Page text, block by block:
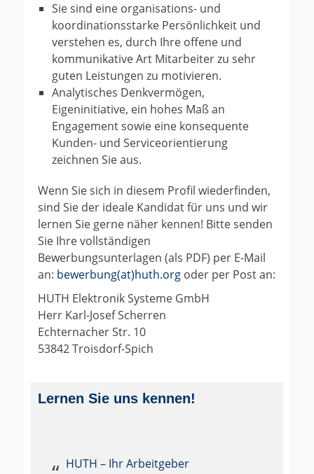
Sie sind eine organisations- und
koordinationsstarke Persönlichkeit und
verstehen es, durch Ihre offene und
kommunikative Art Mitarbeiter zu sehr
guten Leistungen zu motivieren.
Analytisches Denkvermögen,
Eigeninitiative, ein hohes Maß an
Engagement sowie eine konsequente
Kunden- und Serviceorientierung
zeichnen Sie aus.
Wenn Sie sich in diesem Profil wiederfinden,
sind Sie der ideale Kandidat für uns und wir
lernen Sie gerne näher kennen! Bitte senden
Sie Ihre vollständigen
Bewerbungsunterlagen (als PDF) per E-Mail
an: bewerbung(at)huth.org oder per Post an:
HUTH Elektronik Systeme GmbH
Herr Karl-Josef Scherren
Echternacher Str. 10
53842 Troisdorf-Spich
Lernen Sie uns kennen!
HUTH – Ihr Arbeitgeber